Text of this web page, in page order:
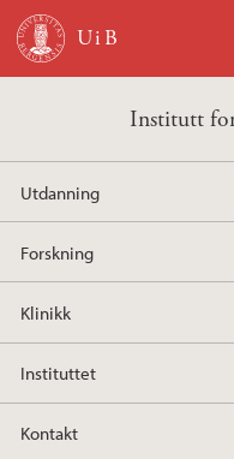
Hopp til hovedinnhold
Institutt
Utdanning
Forskning
Klinikk
Instituttet
Kontakt